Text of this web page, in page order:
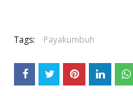
Tags: Payakumbuh